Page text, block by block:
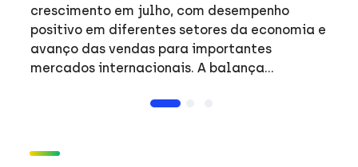
crescimento em julho, com desempenho
positivo em diferentes setores da economia e
avanço das vendas para importantes
mercados internacionais. A balança
comércio exterior brasileiro e o desempenho